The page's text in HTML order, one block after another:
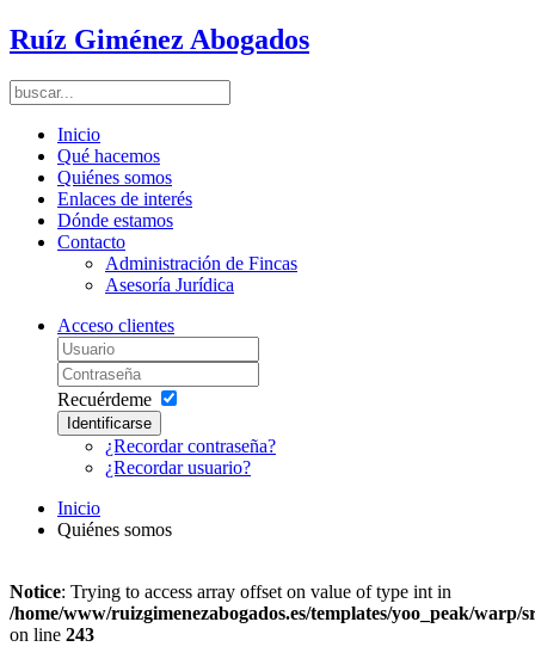
Ruíz Giménez Abogados
Inicio
Qué hacemos
Quiénes somos
Enlaces de interés
Dónde estamos
Contacto
Administración de Fincas
Asesoría Jurídica
Acceso clientes
Recuérdeme
Identificarse
¿Recordar contraseña?
¿Recordar usuario?
Inicio
Quiénes somos
Notice: Trying to access array offset on value of type int in
/home/www/ruizgimenezabogados.es/templates/yoo_peak/
on line 243